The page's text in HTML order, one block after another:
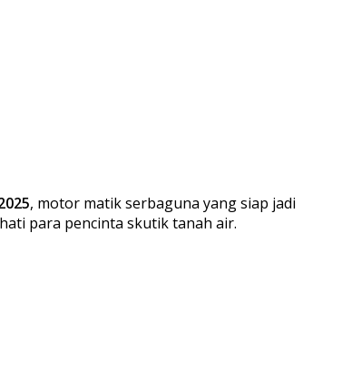
, motor matik serbaguna yang siap jadi
para pencinta skutik tanah air.